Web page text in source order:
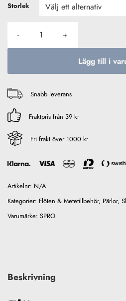
Storlek
Lägg till i
Snabb leverans
Fraktpris från 39 kr
Fri frakt över 1000 kr
Artikelnr: N/A
Kategorier: Flöten & Metetillbehör, Pärlor,
Varumärke: SPRO
Beskrivning